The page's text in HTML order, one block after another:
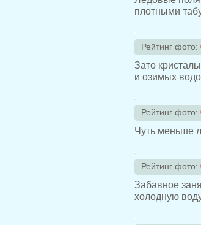
плотными
Рейтинг фото:
Зато
и озимых
Рейтинг фото:
Чуть меньше
Рейтинг фото:
Забавное
холодную